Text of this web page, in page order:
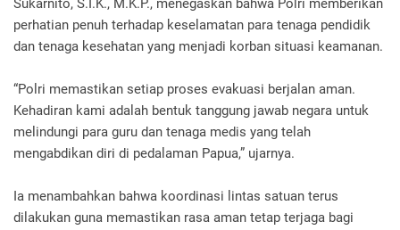
Sukarnito, S.I.K., M.K.P., menegaskan bahwa Polri memberikan
perhatian penuh terhadap keselamatan para tenaga pendidik
dan tenaga kesehatan yang menjadi korban situasi keamanan.
“Polri memastikan setiap proses evakuasi berjalan aman.
Kehadiran kami adalah bentuk tanggung jawab negara untuk
melindungi para guru dan tenaga medis yang telah
mengabdikan diri di pedalaman Papua,” ujarnya.
Ia menambahkan bahwa koordinasi lintas satuan terus
dilakukan guna memastikan rasa aman tetap terjaga bagi